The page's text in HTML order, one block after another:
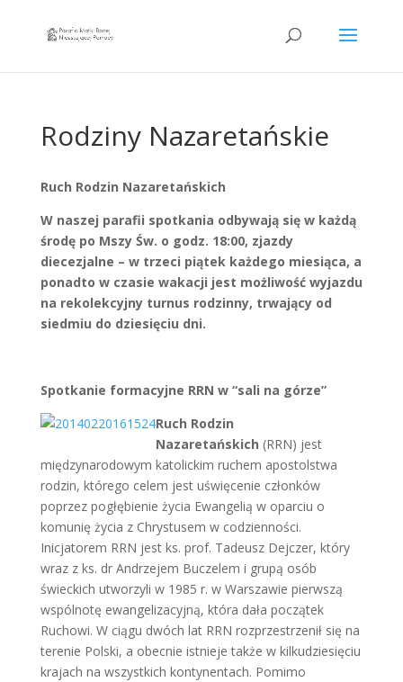
Rodziny Nazaretańskie
Ruch Rodzin Nazaretańskich
W naszej parafii spotkania odbywają się w każdą
środę po Mszy Św. o godz. 18:00, zjazdy
diecezjalne – w trzeci piątek każdego miesiąca, a
ponadto w czasie wakacji jest możliwość wyjazdu
na rekolekcyjny turnus rodzinny, trwający od
siedmiu do dziesięciu dni.
Spotkanie formacyjne RRN w “sali na górze”
Ruch Rodzin
Nazaretańskich (RRN) jest
międzynarodowym katolickim ruchem apostolstwa
rodzin, którego celem jest uświęcenie członków
poprzez pogłębienie życia Ewangelią w oparciu o
komunię życia z Chrystusem w codzienności.
Inicjatorem RRN jest ks. prof. Tadeusz Dejczer, który
wraz z ks. dr Andrzejem Buczelem i grupą osób
świeckich utworzyli w 1985 r. w Warszawie pierwszą
wspólnotę ewangelizacyjną, która dała początek
Ruchowi. W ciągu dwóch lat RRN rozprzestrzenił się na
terenie Polski, a obecnie istnieje także w kilkudziesięciu
krajach na wszystkich kontynentach. Pomimo